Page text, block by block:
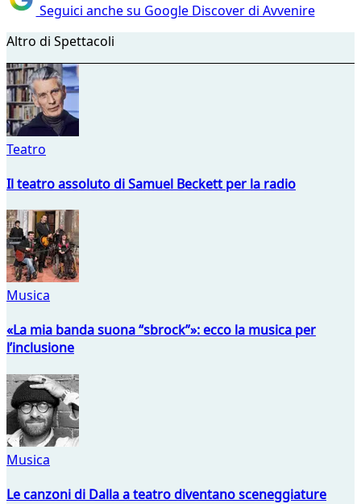
Seguici anche su Google Discover di Avvenire
Altro di Spettacoli
Teatro
Il teatro assoluto di Samuel Beckett per la radio
Musica
«La mia banda suona “sbrock”»: ecco la musica per
l’inclusione
Musica
Le canzoni di Dalla a teatro diventano sceneggiature